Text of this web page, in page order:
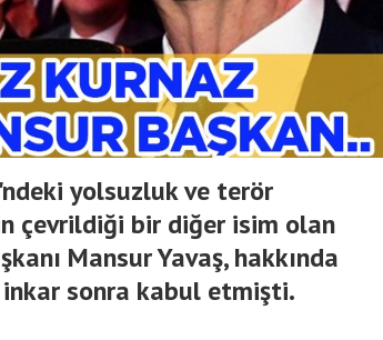
yolsuzluk ve terör
çevrildiği bir diğer isim olan
Mansur Yavaş, hakkında
sonra kabul etmişti.